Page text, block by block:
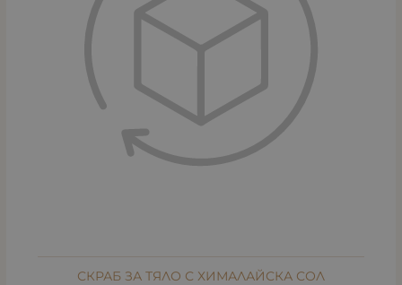
СКРАБ ЗА ТЯЛО С ХИМАЛАЙСКА СОЛ